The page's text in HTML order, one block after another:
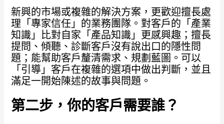
新興的市場或複雜的解決方案，更歡迎擅長處
理「專家信任」的業務團隊。對客戶的「產業
知識」比對自家「產品知識」更感興趣；擅長
提問、傾聽、診斷客戶沒有說出口的隱性問
題；能幫助客戶釐清需求、規劃藍圖。可以
「引導」客戶在複雜的選項中做出判斷，並且
滿足一開始陳述的故事與問題。
第二步，你的客戶需要誰？